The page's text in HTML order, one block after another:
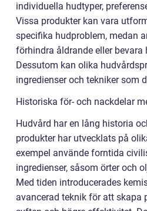
individuella hudtyper,
Vissa produkter kan vara
specifika hudproblem, medan
förhindra åldrande eller bevara
Dessutom kan olika
ingredienser och tekniker som
Historiska för- och nackdelar
Hudvård har en lång historia
produkter har utvecklats på
exempel använde forntida
ingredienser, såsom örter och
Med tiden introducerades
avancerad teknik för att skapa